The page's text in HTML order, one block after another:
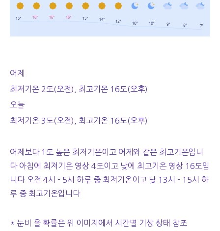
어제
최저기온 2도(오전), 최고기온 16도(오후)
오늘
최저기온 3도(오전), 최고기온 16도(오후)
어제보다 1도 높은 최저기온이고 어제와 같은 최고기온입니
다 아침에 최저기온 영상 4도이고 낮에 최고기온 영상 16도입
니다 오전 4시 - 5시 하루 중 최저기온이고 낮 13시 - 15시 하
루 중 최고기온입니다
* 눈비 올 확률은 위 이미지에서 시간별 기상 상태 참조